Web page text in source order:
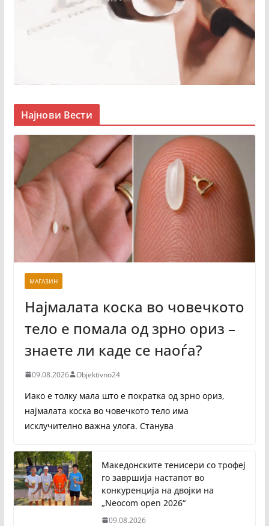
Најнови Вести
МАГАЗИН
Најмалата коска во човечкото
тело е помала од зрно ориз –
знаете ли каде се наоѓа?
09.08.2026 Objektivno24
Иако е толку мала што е пократка од зрно ориз,
најмалата коска во човечкото тело има
исклучително важна улога. Станува
Македонските тенисери со трофеј
го завршија настапот во
конкуренција на двојки на
„Neocom open 2026“
09.08.2026